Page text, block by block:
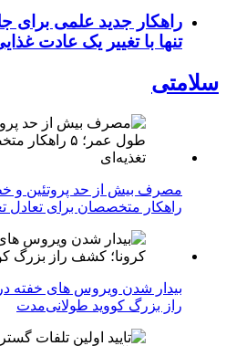
راهکار جدید علمی برای
تنها با تغییر یک عادت
سلامتی
راهکار متخصصان برای تعادل
بیدار شدن ویروس‌ های خفته در
راز بزرگ کووید طولانی‌مدت